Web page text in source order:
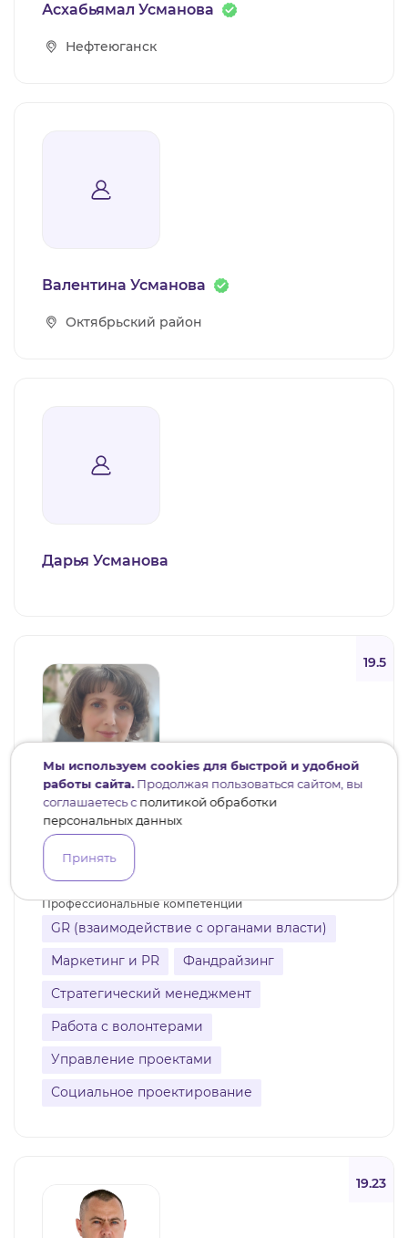
Асхабьямал Усманова
Нефтеюганск
Валентина Усманова
Октябрьский район
Дарья Усманова
19.5
Наталия Азарова
Нижневартовск
4 реализованных проекта
Профессиональные компетенции
GR (взаимодействие с органами власти)
Маркетинг и PR
Фандрайзинг
Стратегический менеджмент
Работа с волонтерами
Управление проектами
Социальное проектирование
19.23
Мы используем cookies для быстрой и удобной
работы сайта.Продолжая пользоваться сайтом, вы
соглашаетесь сполитикой обработки
персональных данных
Принять